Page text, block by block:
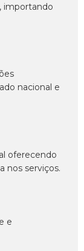
importando
nacional e
oferecendo
nos serviços.
e